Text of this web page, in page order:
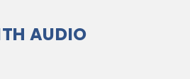
AUDIO